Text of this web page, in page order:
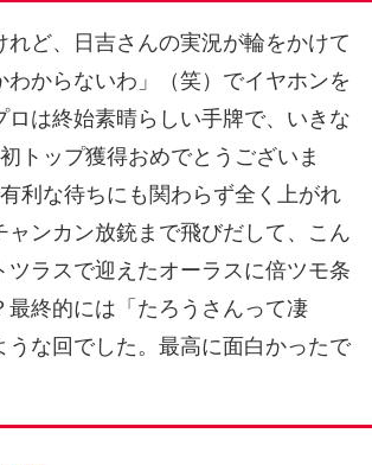
ど、日吉さんの実況が輪をかけて
からないわ」（笑）でイヤホンを
は終始素晴らしい手牌で、いきな
トップ獲得おめでとうございま
利な待ちにも関わらず全く上がれ
ンカン放銃まで飛びだして、こん
ラスで迎えたオーラスに倍ツモ条
終的には「たろうさんって凄
な回でした。最高に面白かったで